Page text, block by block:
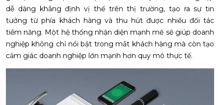
dễ dàng khẳng định vị thế trên thị trường, tạo ra sự tin
tưởng từ phía khách hàng và thu hút được nhiều đối tác
tiềm năng. Một hệ thống nhận diện mạnh mẽ sẽ giúp doanh
nghiệp không chỉ nổi bật trong mắt khách hàng mà còn tạo
cảm giác doanh nghiệp lớn mạnh hơn quy mô thực tế.